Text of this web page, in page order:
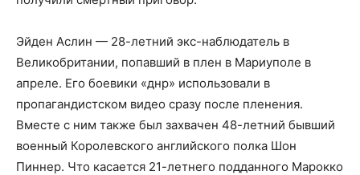
Эйден Аслин — 28-летний экс-наблюдатель в
Великобритании, попавший в плен в Мариуполе в
апреле. Его боевики «днр» использовали в
пропагандистском видео сразу после пленения.
Вместе с ним также был захвачен 48-летний бывший
военный Королевского английского полка Шон
Пиннер. Что касается 21-летнего подданного Марокко